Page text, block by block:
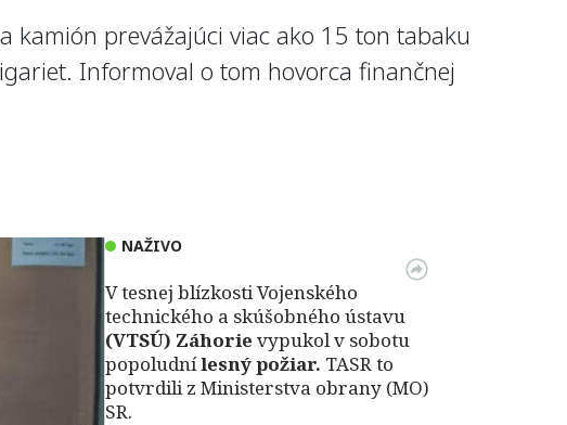
kamión prevážajúci viac ako 15 ton tabaku
Informoval o tom hovorca finančnej
NAŽIVO
V tesnej blízkosti Vojenského
technického a skúšobného ústavu
(VTSÚ) Záhorie vypukol v sobotu
popoludnílesný požiar. TASR to
potvrdili z Ministerstva obrany (MO)
SR.